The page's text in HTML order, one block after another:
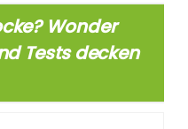
Wonder
Tests decken